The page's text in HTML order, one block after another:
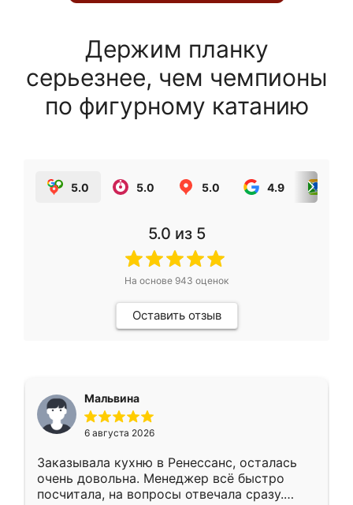
Держим планку
серьезнее, чем чемпионы
по фигурному катанию
5.0 5.0 5.0 4.9
5.0 из 5
На основе 943 оценок
Оставить отзыв
Мальвина
6 августа 2026
Заказывала кухню в Ренессанс, осталась
очень довольна. Менеджер всё быстро
посчитала, на вопросы отвечала сразу.